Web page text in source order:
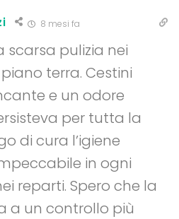
8 mesi fa
scarsa pulizia nei
terra. Cestini
e un odore
per tutta la
di cura l’igiene
in ogni
reparti. Spero che la
a un controllo più